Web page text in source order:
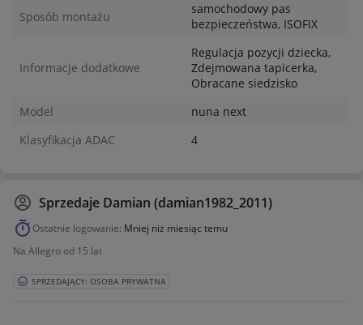
Sposób montażu
samochodowy pas
bezpieczeństwa, ISOFIX
Informacje dodatkowe
Regulacja pozycji dziecka,
Zdejmowana tapicerka,
Obracane siedzisko
Model
nuna next
Klasyfikacja ADAC
4
Sprzedaje Damian (damian1982_2011)
Ostatnie logowanie: Mniej niż miesiąc temu
Na Allegro od 15 lat
SPRZEDAJĄCY: OSOBA PRYWATNA